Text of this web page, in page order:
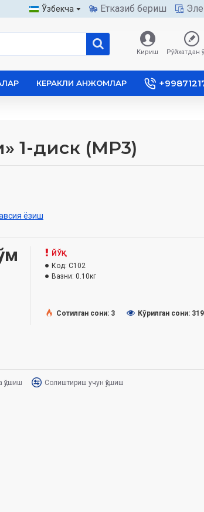
Ўзбекча Етказиб бериш
Кириш Рўйхатдан
КЕРАКЛИ АНЖОМЛАР
1-диск (МР3)
ёзиш
ЙЎҚ
Код: C102
Вазни: 0.10кг
Сотилган сони: 3
Кўрилган сони:
қўшиш Солиштириш учун қўшиш